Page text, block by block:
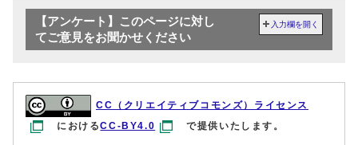
【アンケート】このページに対し
てご意見をお聞かせください
入力欄を開く
CC（クリエイティブコモンズ）ライセンス
におけるCC-BY4.0 で提供いたします。